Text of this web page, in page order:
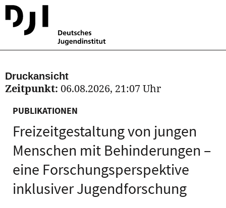
Druckansicht
Zeitpunkt: 06.08.2026, 21:07 Uhr
PUBLIKATIONEN
Freizeitgestaltung von jungen
Menschen mit Behinderungen –
eine Forschungsperspektive
inklusiver Jugendforschung